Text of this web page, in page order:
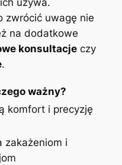
używa.
zwrócić uwagę nie
na dodatkowe
konsultacjeczy
.
ważny?
komfort i precyzję
zakażeniom i